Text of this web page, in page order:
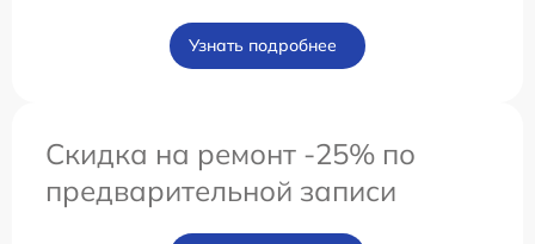
Узнать подробнее
Скидка на ремонт -25% по
предварительной записи